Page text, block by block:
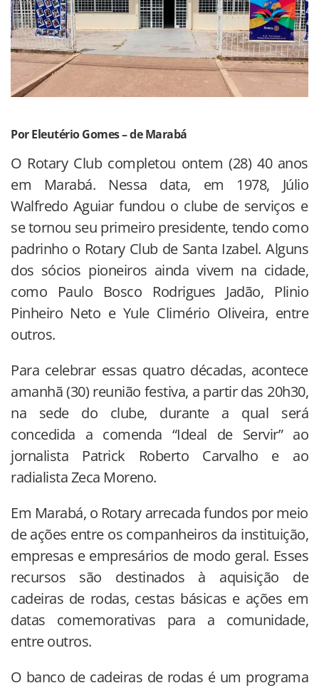
Por Eleutério Gomes – de Marabá
O Rotary Club completou ontem (28) 40 anos
em Marabá. Nessa data, em 1978, Júlio
Walfredo Aguiar fundou o clube de serviços e
se tornou seu primeiro presidente, tendo como
padrinho o Rotary Club de Santa Izabel. Alguns
dos sócios pioneiros ainda vivem na cidade,
como Paulo Bosco Rodrigues Jadão, Plinio
Pinheiro Neto e Yule Climério Oliveira, entre
outros.
Para celebrar essas quatro décadas, acontece
amanhã (30) reunião festiva, a partir das 20h30,
na sede do clube, durante a qual será
concedida a comenda “Ideal de Servir” ao
jornalista Patrick Roberto Carvalho e ao
radialista Zeca Moreno.
Em Marabá, o Rotary arrecada fundos por meio
de ações entre os companheiros da instituição,
empresas e empresários de modo geral. Esses
recursos são destinados à aquisição de
cadeiras de rodas, cestas básicas e ações em
datas comemorativas para a comunidade,
entre outros.
O banco de cadeiras de rodas é um programa